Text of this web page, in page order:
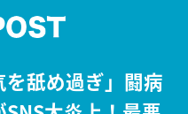
を舐め過ぎ」闘病